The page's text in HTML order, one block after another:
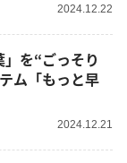
2024.12.22
」を“ごっそり
ム「もっと早
2024.12.21